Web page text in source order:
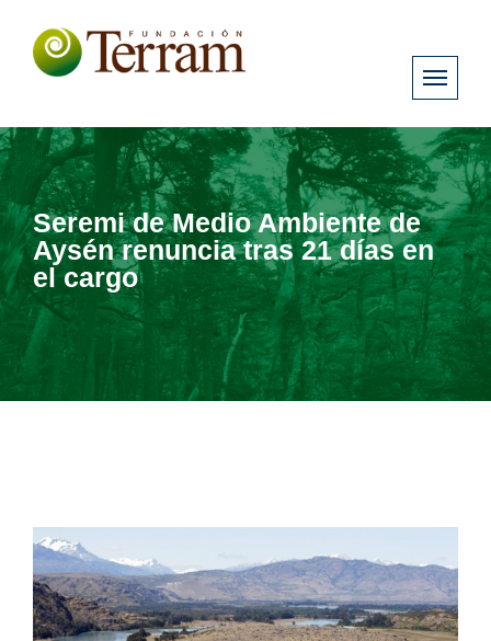
Seremi de Medio Ambiente de
Aysén renuncia tras 21 días en
el cargo